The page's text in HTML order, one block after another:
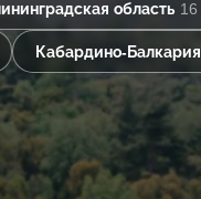
область 16
Кабардино-Балкария